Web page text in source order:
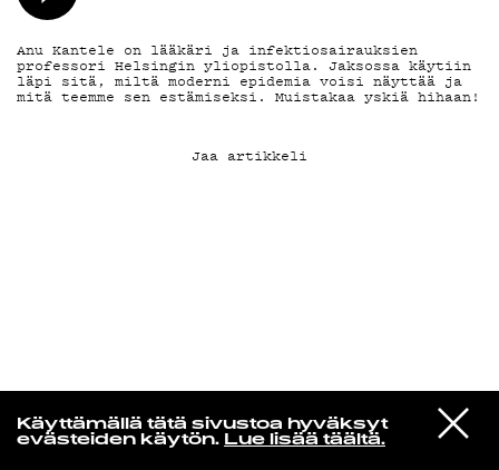
Käyttämällä tätä sivustoa hyväksyt
evästeiden käytön. Lue lisää täältä.
VIESTI
STUDIOON
Yti­mes­sä
KIRJAUDU SISÄÄN
Anu Kantele on lääkäri ja infektiosairauksien
professori Helsingin yliopistolla. Jaksossa käytiin
läpi sitä, miltä moderni epidemia voisi näyttää ja
mitä teemme sen estämiseksi. Muistakaa yskiä hihaan!
Jaa artikkeli